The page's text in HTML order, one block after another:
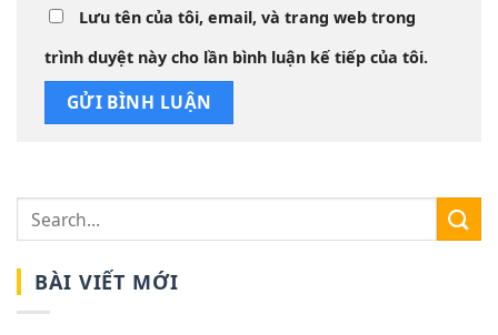
Lưu tên của tôi, email, và trang web trong
trình duyệt này cho lần bình luận kế tiếp của tôi.
BÀI VIẾT MỚI